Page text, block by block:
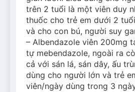
trên 2 tuổi là một viên duy
thuốc cho trẻ em dưới 2
và cho con bú, người suy
– Albendazole viên 200mg
tự mebendazole, ngoài ra
cả với sán lá, sán dây, ấu
dùng cho người lớn và trẻ
viên/ngày dùng trong 3